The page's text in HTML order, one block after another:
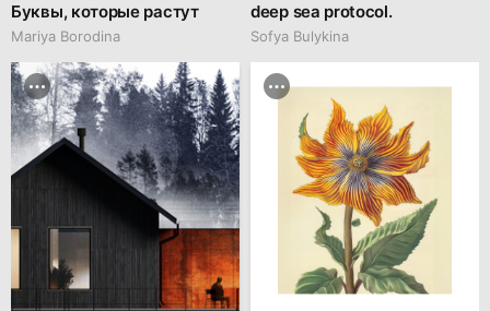
Буквы, которые растут
Mariya Borodina
deep sea protocol.
Sofya Bulykina